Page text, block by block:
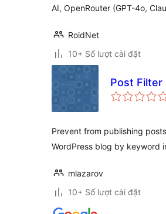
AI, OpenRouter (GPT-4o,
RoidNet
10+ Số lượt cài đặt
Post Filter
Prevent from publishing
WordPress blog by keyword
mlazarov
10+ Số lượt cài đặt